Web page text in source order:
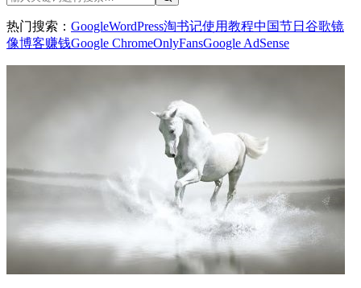
热门搜索： GoogleWordPress淘书记使用教程中国节日 谷歌镜
像博客赚钱Google ChromeOnlyFansGoogle AdSense